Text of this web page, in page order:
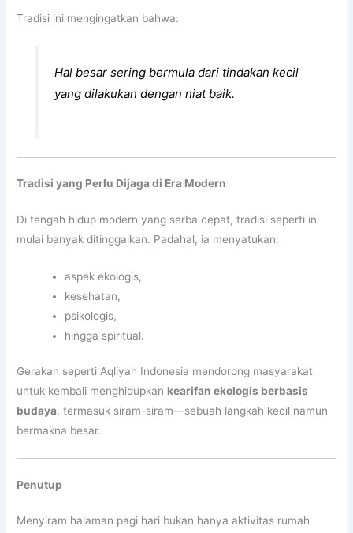
Tradisi ini mengingatkan bahwa:
Hal besar sering bermula dari tindakan kecil
yang dilakukan dengan niat baik.
Tradisi yang Perlu Dijaga di Era Modern
Di tengah hidup modern yang serba cepat, tradisi seperti ini
mulai banyak ditinggalkan. Padahal, ia menyatukan:
aspek ekologis,
kesehatan,
psikologis,
hingga spiritual.
Gerakan seperti Aqliyah Indonesia mendorong masyarakat
untuk kembali menghidupkan kearifan ekologis berbasis
budaya, termasuk siram-siram—sebuah langkah kecil namun
bermakna besar.
Penutup
Menyiram halaman pagi hari bukan hanya aktivitas rumah